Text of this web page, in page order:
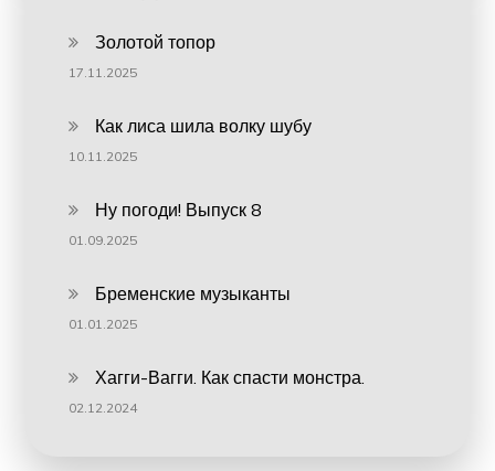
Золотой топор
17.11.2025
Как лиса шила волку шубу
10.11.2025
Ну погоди! Выпуск 8
01.09.2025
Бременские музыканты
01.01.2025
Хагги-Вагги. Как спасти монстра.
02.12.2024